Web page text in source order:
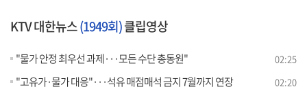
KTV 대한뉴스(1949회)클립영상
"물가 안정 최우선 과제···모든 수단 총동원" 02:25
"고유가·물가 대응"···석유 매점매석 금지 7월까지 연장 02:20